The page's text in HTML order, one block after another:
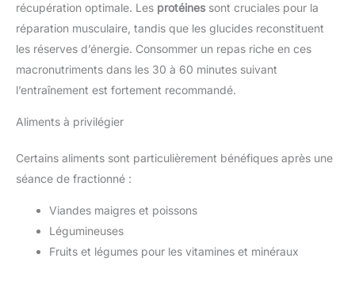
récupération optimale. Les protéinessont cruciales pour la
réparation musculaire, tandis que les glucides reconstituent
les réserves d’énergie. Consommer un repas riche en ces
macronutriments dans les 30 à 60 minutes suivant
l’entraînement est fortement recommandé.
Aliments à privilégier
Certains aliments sont particulièrement bénéfiques après une
séance de fractionné :
Viandes maigres et poissons
Légumineuses
Fruits et légumes pour les vitamines et minéraux